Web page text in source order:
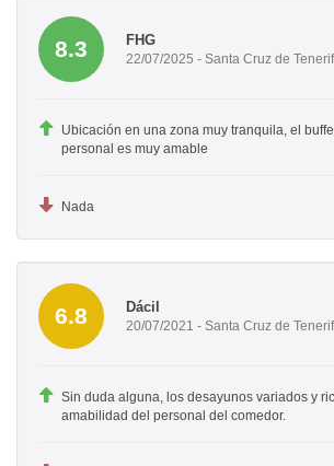
8.3 FHG
22/07/2025 - Santa Cruz de
Ubicación en una zona muy tranquila, el
personal es muy amable
Nada
6.8 Dácil
20/07/2021 - Santa Cruz de
Sin duda alguna, los desayunos variados y
amabilidad del personal del comedor.